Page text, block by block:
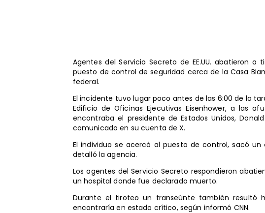
Agentes del Servicio Secreto de EE.UU. abatieron
puesto de control de seguridad cerca de la Casa
federal.
El incidente tuvo lugar poco antes de las 6:00 de la
Edificio de Oficinas Ejecutivas Eisenhower, a las
encontraba el presidente de Estados Unidos,
comunicado en su cuenta de X.
El individuo se acercó al puesto de control, sacó
detalló la agencia.
Los agentes del Servicio Secreto respondieron
un hospital donde fue declarado muerto.
Durante el tiroteo un transeúnte también resultó
encontraría en estado crítico, según informó CNN.